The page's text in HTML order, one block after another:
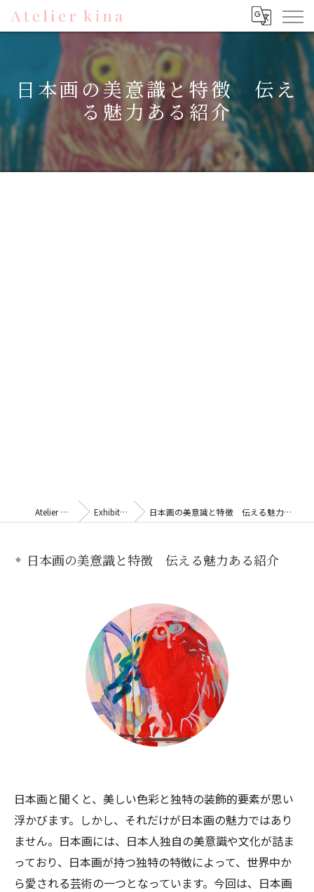
日本画の美意識と特徴 伝え
る魅力ある紹介
Atelier Kina Exhibition 日本画の美意識と特徴 伝える魅力ある紹介
日本画の美意識と特徴 伝える魅力ある紹介
日本画と聞くと、美しい色彩と独特の装飾的要素が思い
浮かびます。しかし、それだけが日本画の魅力ではあり
ません。日本画には、日本人独自の美意識や文化が詰ま
っており、日本画が持つ独特の特徴によって、世界中か
ら愛される芸術の一つとなっています。今回は、日本画